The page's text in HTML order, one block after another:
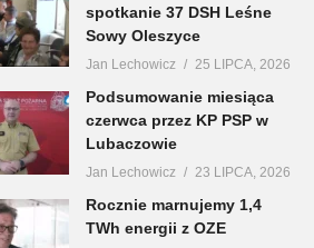
spotkanie 37 DSH Leśne
Sowy Oleszyce
Jan Lechowicz 25 LIPCA, 2026
Podsumowanie miesiąca
czerwca przez KP PSP w
Lubaczowie
Jan Lechowicz 23 LIPCA, 2026
Rocznie marnujemy 1,4
TWh energii z OZE